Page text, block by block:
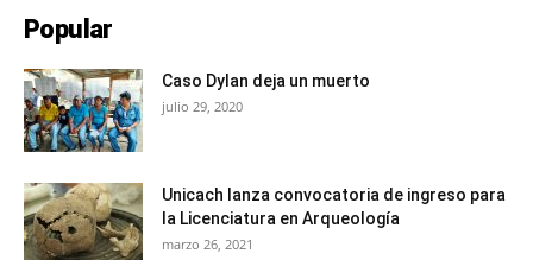
Popular
Caso Dylan deja un muerto
julio 29, 2020
Unicach lanza convocatoria de ingreso para
la Licenciatura en Arqueología
marzo 26, 2021